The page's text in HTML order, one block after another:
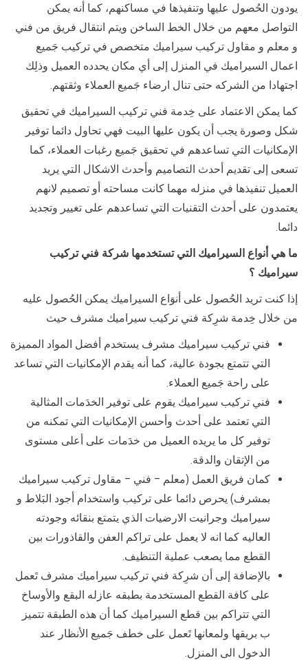
يودون الحُصول عليها وتنفيذها في مساكنهم، كما أنه يمكن
التواصل معهم من خلال الخط الساخن ويتم انتقال فريق من فني
و معلم و مقاول تركيب سيراميك متخصص في تركيب جَميع
اعمال السيراميك في المنزل إلى أي مكان يحدده العميل وذلِك
اجتهادا من الشركه حتى تنال ارضاء جَميع العملاء وثقتهم.
كما يمكن الاعتماد على خِدمة فني تركيب السيراميك في تحقيق
شكل وصورة يجب أن يكون عليها البيت فهي تحاول دائما توفير
الإمكانيات التي تساعدهم في تحقيق جَميع رغبات العملاء، كما
تسعى إلى تقديم أحدث التصاميم وأحدث الاشكال التي يريد
العميل تنفيذها في منزله مهما كانت مساحته أو تصميم لانهم
يعتمدون على أحدث التقنيات التي تساعدهم على تغيير وتجديد
دائما.
ما هي أنواع السيراميك التي تستخدمها شركة فني تركيب
سيراميك ؟
إذا كنت تريد الحُصول على أنوَاع السيراميك يمكن الحُصول عليه
من خلال خِدمة شرِكة فني تركيب سيراميك مشرف حيث
فني تركيب سيراميك مشرف يستخدم أفضل المواد المميزة
التي تتمتع بجودة عالية، كما أنه يقدم الإمكانيات التي تساعد
على راحة جَميع العملاء.
فني تركيب سيراميك يقوم على توفير الخدَمات المثالية
التي تعتمد على أحدث وأحسن الإمكانيات التي تمكنه من
توفير كل ما يريده العميل من خدَمات على أعلى مستوى
من الإتقان والدقة.
كمان فريق العمل (معلم – فني – مقاول تركيب سيراميك
بمشرف) يحرص دائما على تركيب واستخدام أجود البَلاط و
سيراميك وجرانيت الارضيات الذي يتمتع بنقائه وجودته
العاليه كما انه لا يعمل على تراكم العفن والقاذورات بين
القطع مما يصعب عملية التنظيف.
بالإضافة إلى أن شرِكة فني تركيب سيراميك مشرف تَعمل
على كافة القطع المستخدمة بطبقه عازله البقع والأوساخ
التي تتراكم بين قطع السيراميك كما أن هذه الطبقة تتميز
ب بريقها ولمعانها تَعمل على خطف جَميع الأنظار عند
الدخول الى المنزل.